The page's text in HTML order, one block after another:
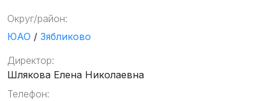
Округ/район:
ЮАО / Зябликово
Директор:
Шлякова Елена Николаевна
Телефон: